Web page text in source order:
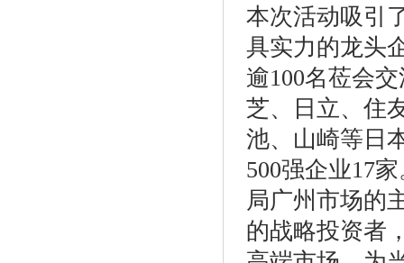
本次活动吸引
具实力的龙头
逾100名莅会
芝、日立、住
池、山崎等日
500强企业17
局广州市场的
的战略投资者